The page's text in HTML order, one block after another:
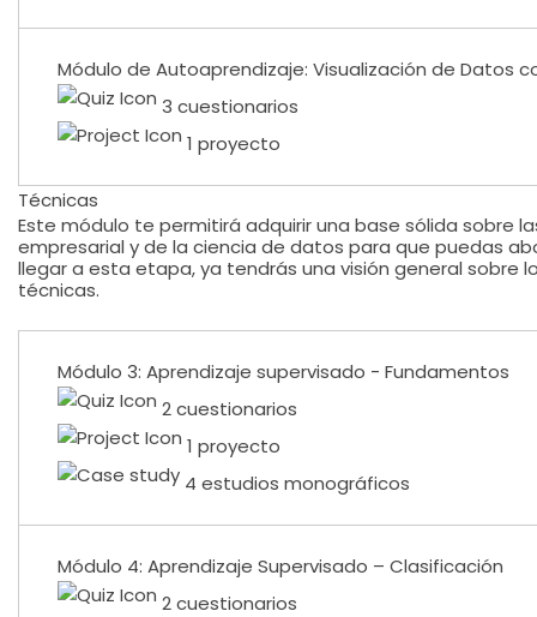
Módulo de Autoaprendizaje: Visualización de Datos
3 cuestionarios
1 proyecto
Técnicas
Este módulo te permitirá adquirir una base sólida sobre
empresarial y de la ciencia de datos para que puedas
llegar a esta etapa, ya tendrás una visión general sobre
técnicas.
Módulo 3: Aprendizaje supervisado - Fundamentos
2 cuestionarios
1 proyecto
4 estudios monográficos
Módulo 4: Aprendizaje Supervisado – Clasificación
2 cuestionarios